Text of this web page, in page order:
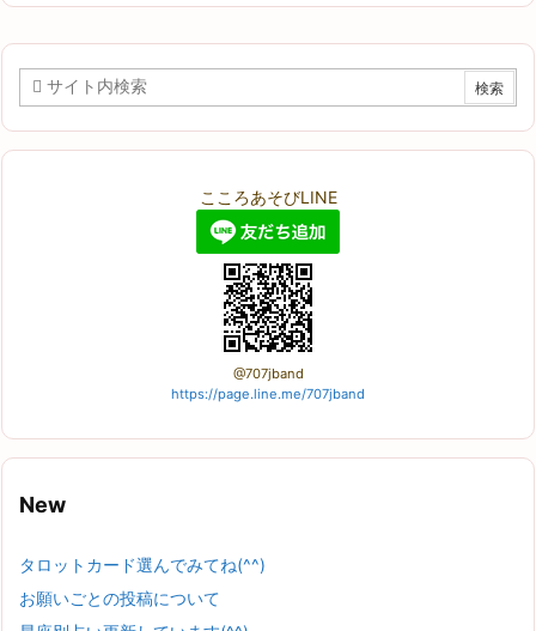
こころあそびLINE
@707jband
https://page.line.me/707jband
New
タロットカード選んでみてね(^^)
お願いごとの投稿について